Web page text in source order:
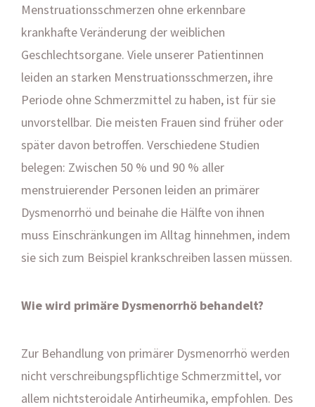
Menstruationsschmerzen ohne erkennbare
krankhafte Veränderung der weiblichen
Geschlechtsorgane. Viele unserer Patientinnen
leiden an starken Menstruationsschmerzen, ihre
Periode ohne Schmerzmittel zu haben, ist für sie
unvorstellbar. Die meisten Frauen sind früher oder
später davon betroffen. Verschiedene Studien
belegen: Zwischen 50 % und 90 % aller
menstruierender Personen leiden an primärer
Dysmenorrhö und beinahe die Hälfte von ihnen
muss Einschränkungen im Alltag hinnehmen, indem
sie sich zum Beispiel krankschreiben lassen müssen.
Wie wird primäre Dysmenorrhö behandelt?
Zur Behandlung von primärer Dysmenorrhö werden
nicht verschreibungspflichtige Schmerzmittel, vor
allem nichtsteroidale Antirheumika, empfohlen. Des